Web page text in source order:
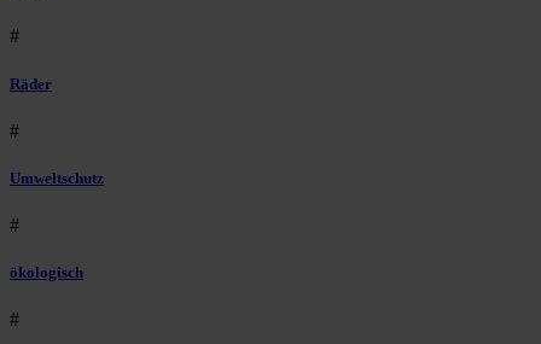
#
Räder
#
Umweltschutz
#
ökologisch
#